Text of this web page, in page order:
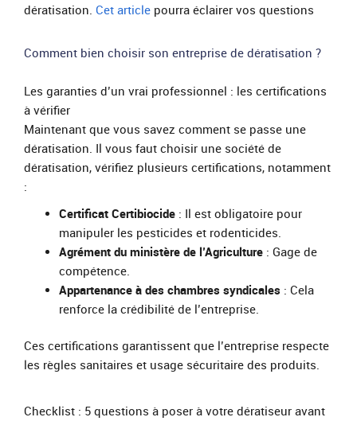
dératisation. Cet article pourra éclairer vos questions
Comment bien choisir son entreprise de dératisation ?
Les garanties d’un vrai professionnel : les certifications
à vérifier
Maintenant que vous savez comment se passe une
dératisation. Il vous faut choisir une société de
dératisation, vérifiez plusieurs certifications, notamment
:
Certificat Certibiocide: Il est obligatoire pour
manipuler les pesticides et rodenticides.
Agrément du ministère de l’Agriculture: Gage de
compétence.
Appartenance à des chambres syndicales : Cela
renforce la crédibilité de l’entreprise.
Ces certifications garantissent que l’entreprise respecte
les règles sanitaires et usage sécuritaire des produits.
Checklist : 5 questions à poser à votre dératiseur avant